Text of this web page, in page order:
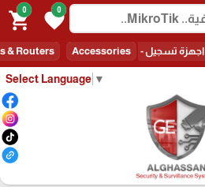
Select Language ▼
0
favorite
0
shopping_cart
اجهزة تسجيل - Recorders & Routers Accessories